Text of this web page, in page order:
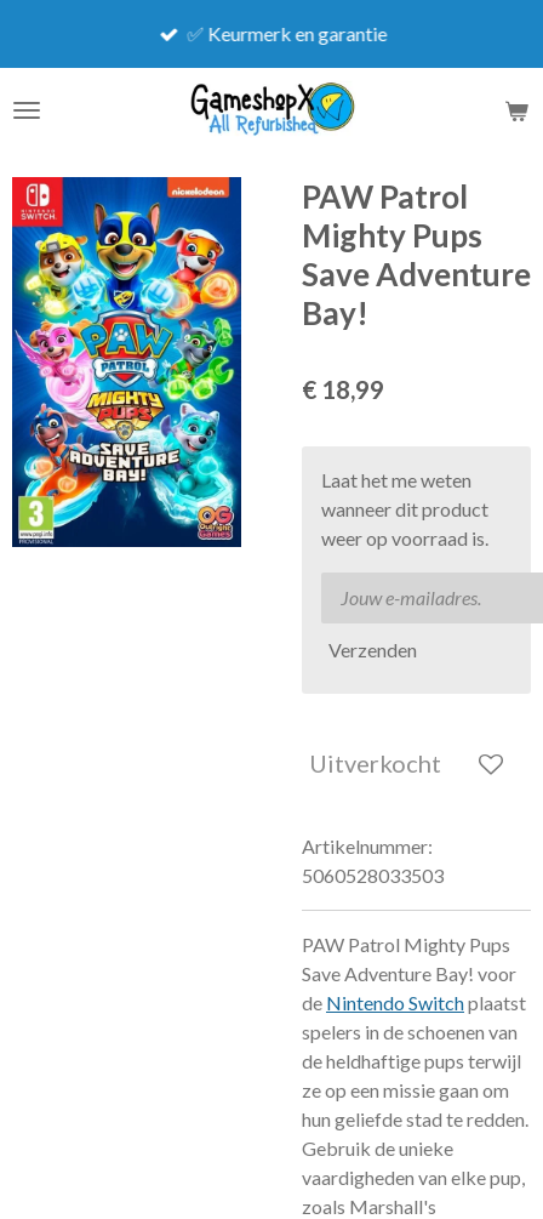
de
✅ Keurmerk en garantie
PAW Patrol
Mighty Pups
Save Adventure
Bay!
€ 18,99
Laat het me weten
wanneer dit product
weer op voorraad is.
Verzenden
Uitverkocht
Artikelnummer:
5060528033503
PAW Patrol Mighty Pups
Save Adventure Bay! voor
de Nintendo Switchplaatst
spelers in de schoenen van
de heldhaftige pups terwijl
ze op een missie gaan om
hun geliefde stad te redden.
Gebruik de unieke
vaardigheden van elke pup,
zoals Marshall's